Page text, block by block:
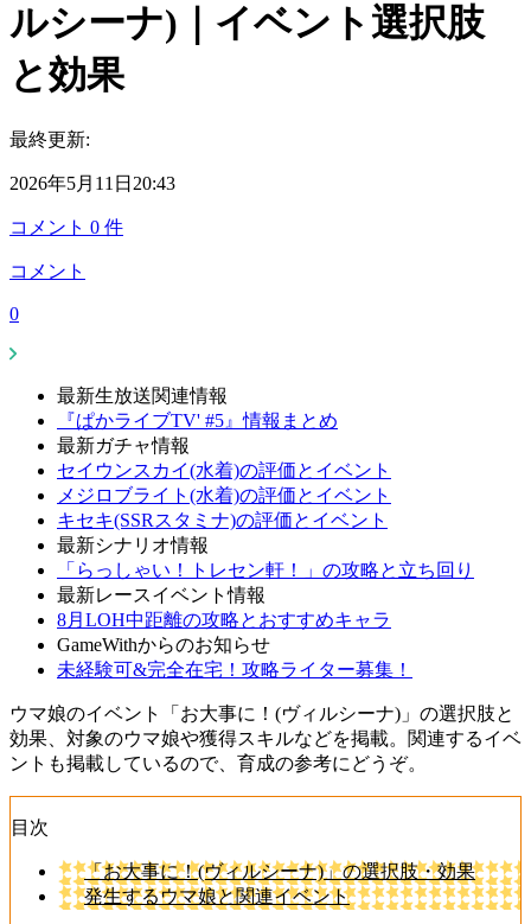
ルシーナ)｜イベント選択肢
と効果
最終更新:
2026年5月11日20:43
コメント 0 件
コメント
0
最新生放送関連情報
『ぱかライブTV' #5』情報まとめ
最新ガチャ情報
セイウンスカイ(水着)の評価とイベント
メジロブライト(水着)の評価とイベント
キセキ(SSRスタミナ)の評価とイベント
最新シナリオ情報
「らっしゃい！トレセン軒！」の攻略と立ち回り
最新レースイベント情報
8月LOH中距離の攻略とおすすめキャラ
GameWithからのお知らせ
未経験可&完全在宅！攻略ライター募集！
ウマ娘のイベント「お大事に！(ヴィルシーナ)」の選択肢と
効果、対象のウマ娘や獲得スキルなどを掲載。関連するイベ
ントも掲載しているので、育成の参考にどうぞ。
目次
「お大事に！(ヴィルシーナ)」の選択肢・効果
発生するウマ娘と関連イベント